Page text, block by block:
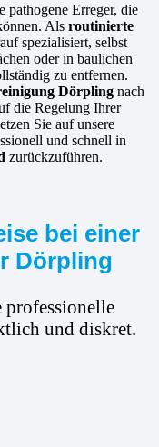
pathogene Erreger, die
Als routinierte
spezialisiert, selbst
oder in baulichen
zu entfernen.
Dörpling nach
die Regelung Ihrer
Sie auf unsere
und schnell in
zurückzuführen.
bei einer
Dörpling
professionelle
und diskret.